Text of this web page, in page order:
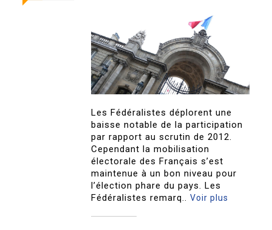
Les Fédéralistes déplorent une
baisse notable de la participation
par rapport au scrutin de 2012.
Cependant la mobilisation
électorale des Français s’est
maintenue à un bon niveau pour
l’élection phare du pays. Les
Fédéralistes remarq..Voir plus